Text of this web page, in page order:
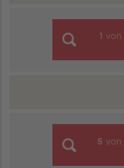
1 von
5 von